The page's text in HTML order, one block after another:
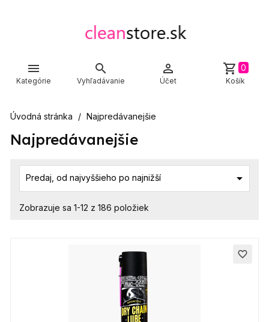

Kategórie

Vyhľadávanie

Účet
shopping_cart 0
Košík
Úvodná stránka Najpredávanejšie
Najpredávanejšie
Predaj, od najvyššieho po najnižší 
Zobrazuje sa 1-12 z 186 položiek
favorite_border